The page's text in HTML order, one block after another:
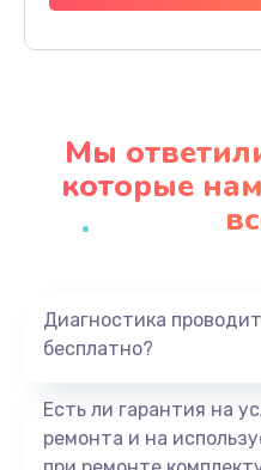
Мы
которые
Диагностика
бесплатно?
Есть ли гарантия на
ремонта и на